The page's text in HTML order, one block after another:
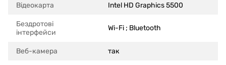
Відеокарта Intel HD Graphics 5500
Бездротові
інтерфейси
Wi-Fi ; Bluetooth
Веб-камера так